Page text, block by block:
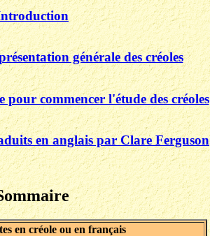
générale des créoles
commencer l'étude des créoles
en anglais par Clare Ferguson
en créole ou en français